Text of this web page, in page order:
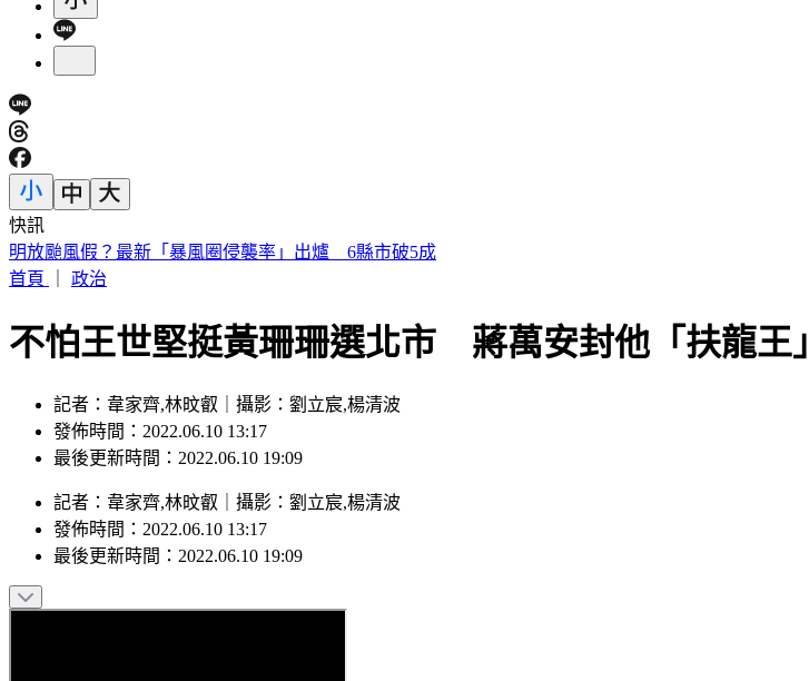
快訊
毒油衝擊？卓榮泰不滿意度「半年來最高」 賴政府最新民調曝
首頁
政治
不怕王世堅挺黃珊珊選北市 蔣萬安封他「扶龍王」
記者：韋家齊,林旼叡｜攝影：劉立宸,楊清波
發佈時間：2022.06.10 13:17
最後更新時間：2022.06.10 19:09
記者 ： 韋家齊,林旼叡 攝影 ： 劉立宸,楊清波
發佈時間： 2022.06.10 13:17
最後更新時間： 2022.06.10 19:09